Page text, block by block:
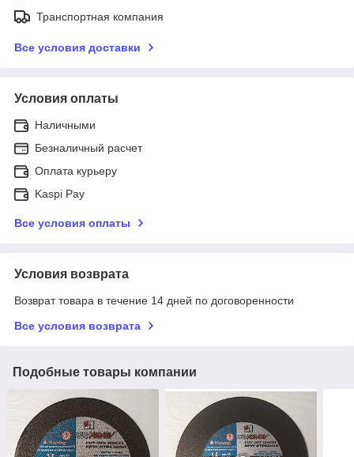
Транспортная компания
Все условия доставки
Условия оплаты
Наличными
Безналичный расчет
Оплата курьеру
Kaspi Pay
Все условия оплаты
Условия возврата
Возврат товара в течение 14 дней по договоренности
Все условия возврата
Подобные товары компании